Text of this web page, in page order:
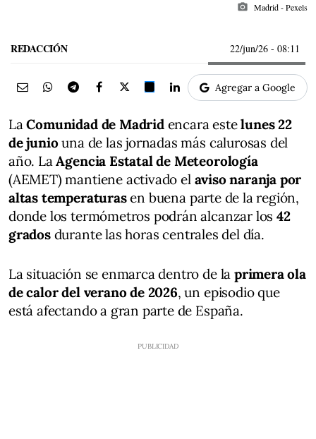
photo_camera Madrid - Pexels
REDACCIÓN 22/jun/26 - 08:11
Agregar a Google
LaComunidad de Madridencara estelunes 22
de juniouna de las jornadas más calurosas del
año. LaAgencia Estatal de Meteorología
(AEMET) mantiene activado el aviso naranja por
altas temperaturasen buena parte de la región,
donde los termómetros podrán alcanzar los42
gradosdurante las horas centrales del día.
La situación se enmarca dentro de la primera ola
de calor del verano de 2026, un episodio que
está afectando a gran parte de España.